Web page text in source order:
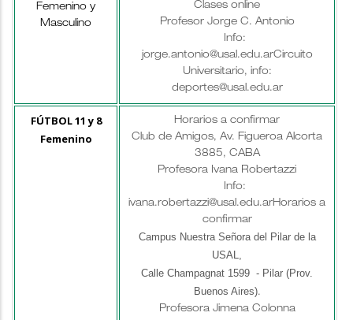
Femenino y
Masculino
Clases online
Profesor Jorge C. Antonio
Info:
jorge.antonio@usal.edu.arCircuito
Universitario, info:
deportes@usal.edu.ar
FÚTBOL 11 y 8
Femenino
Horarios a confirmar
Club de Amigos, Av. Figueroa Alcorta
3885, CABA
Profesora Ivana Robertazzi
Info:
ivana.robertazzi@usal.edu.arHorarios a
confirmar
Campus Nuestra Señora del Pilar de la
USAL,
Calle Champagnat 1599 - Pilar (Prov.
Buenos Aires).
Profesora Jimena Colonna